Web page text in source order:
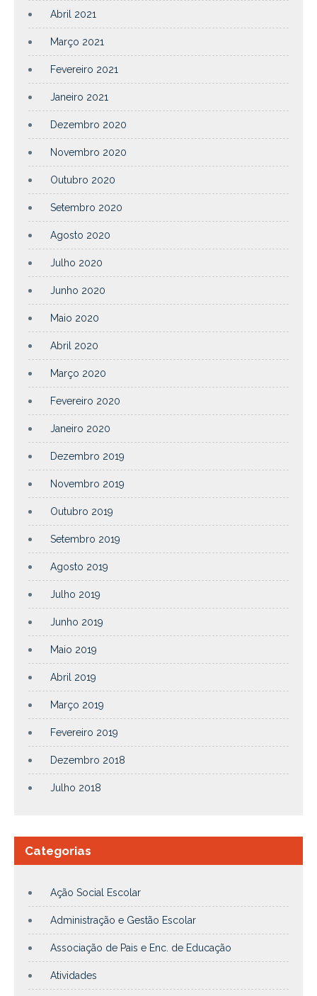
Abril 2021
Março 2021
Fevereiro 2021
Janeiro 2021
Dezembro 2020
Novembro 2020
Outubro 2020
Setembro 2020
Agosto 2020
Julho 2020
Junho 2020
Maio 2020
Abril 2020
Março 2020
Fevereiro 2020
Janeiro 2020
Dezembro 2019
Novembro 2019
Outubro 2019
Setembro 2019
Agosto 2019
Julho 2019
Junho 2019
Maio 2019
Abril 2019
Março 2019
Fevereiro 2019
Dezembro 2018
Julho 2018
Categorias
Ação Social Escolar
Administração e Gestão Escolar
Associação de Pais e Enc. de Educação
Atividades